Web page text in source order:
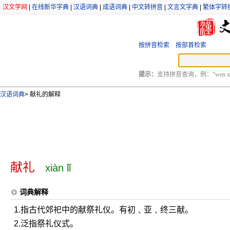
汉文学网 在线新华字典 汉语词典 成语词典 中文转拼音 文言文字典 繁体字转
按拼音检索 按部首检索
提示： 支持拼音查询，例：“wen
汉语词典> 献礼的解释
献礼 xiàn lǐ
词典解释
1.指古代郊祀中的献祭礼仪。有初﹑亚﹑终三献。
2.泛指祭礼仪式。